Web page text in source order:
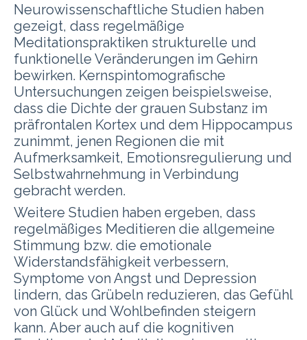
Neurowissenschaftliche Studien haben
gezeigt, dass regelmäßige
Meditationspraktiken strukturelle und
funktionelle Veränderungen im Gehirn
bewirken. Kernspintomografische
Untersuchungen zeigen beispielsweise,
dass die Dichte der grauen Substanz im
präfrontalen Kortex und dem Hippocampus
zunimmt, jenen Regionen die mit
Aufmerksamkeit, Emotionsregulierung und
Selbstwahrnehmung in Verbindung
gebracht werden.
Weitere Studien haben ergeben, dass
regelmäßiges Meditieren die allgemeine
Stimmung bzw. die emotionale
Widerstandsfähigkeit verbessern,
Symptome von Angst und Depression
lindern, das Grübeln reduzieren, das Gefühl
von Glück und Wohlbefinden steigern
kann. Aber auch auf die kognitiven